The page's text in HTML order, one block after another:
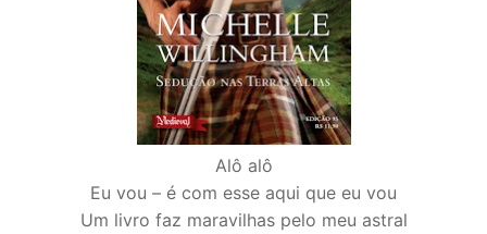
Alô alô
Eu vou – é com esse aqui que eu vou
Um livro faz maravilhas pelo meu astral